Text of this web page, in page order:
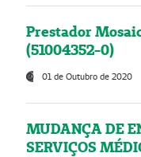
Prestador
(51004352-0)
01 de Outubro de 2020
MUDANÇA DE
SERVIÇOS